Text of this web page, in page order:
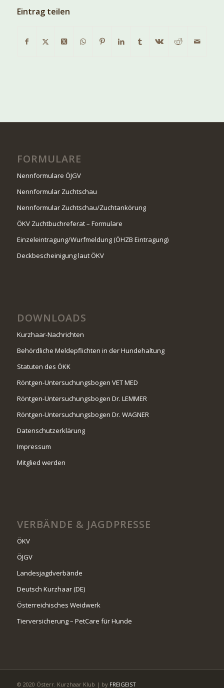
Eintrag teilen
FORMULARE
Nennformulare ÖJGV
Nennformular Zuchtschau
Nennformular Zuchtschau/Zuchtankörung
ÖKV Zuchtbuchreferat – Formulare
Einzeleintragung/Wurfmeldung (ÖHZB Eintragung)
Deckbescheinigung laut ÖKV
DOWNLOADS
Kurzhaar-Nachrichten
Behördliche Meldepflichten in der Hundehaltung
Statuten des ÖKK
Röntgen-Untersuchungsbogen VET MED
Röntgen-Untersuchungsbogen Dr. LEMMER
Röntgen-Untersuchungsbogen Dr. WAGNER
Datenschutzerklärung
Impressum
Mitglied werden
VERBÄNDE & JAGDPRESSE
ÖKV
ÖJGV
Landesjagdverbände
Deutsch Kurzhaar (DE)
Österreichisches Weidwerk
Tierversicherung – PetCare für Hunde
© 2020 Österr. Kurzhaar Klub | by FREIGEIST